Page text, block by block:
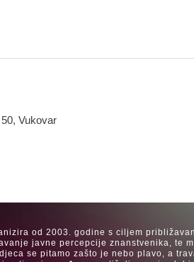
Vukovar
od 2003. godine s ciljem
javne percepcije znanstvenika, te
se pitamo zašto je nebo plavo, a